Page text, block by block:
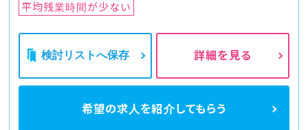
平均残業時間が少ない
検討リストへ保存 詳細を見る
希望の求人を紹介してもらう